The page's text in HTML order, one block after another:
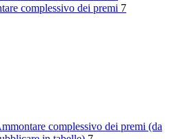
complessivo dei premi 7
complessivo dei premi (da